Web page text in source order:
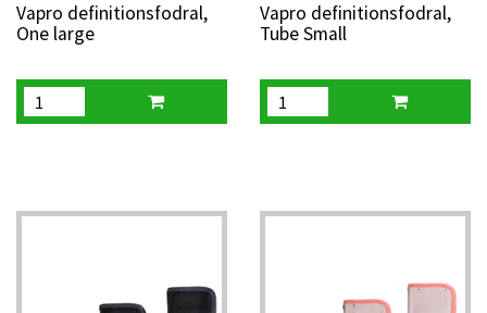
Vapro definitionsfodral,
One large
Vapro definitionsfodral,
Tube Small